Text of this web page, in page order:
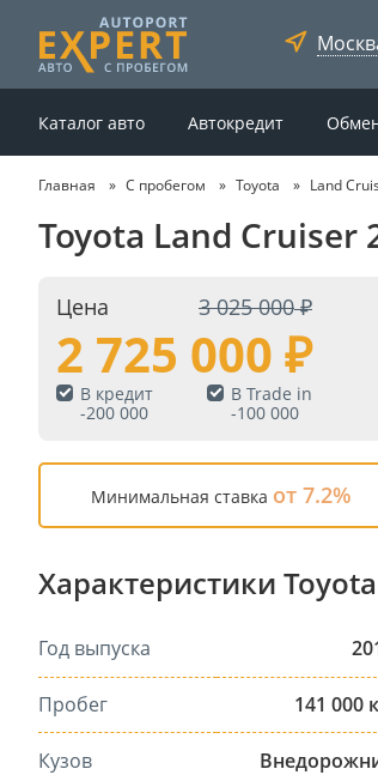
Каталог авто Автокредит
Главная С пробегом Toyota Land
Toyota Land Cruiser
Цена 3 025 000
2 725 000
В кредит
-200 000
В Trade in
-100 000
Минимальная ставка от 7.2%
Характеристики
Год выпуска
Пробег 141 000
Кузов